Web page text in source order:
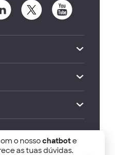
School of Economics
o nossochatbote
as tuas dúvidas.